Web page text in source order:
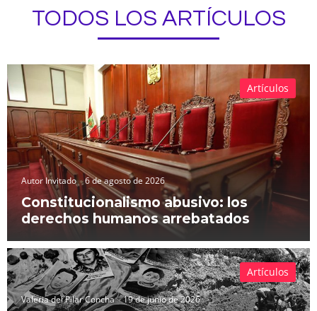
TODOS LOS ARTÍCULOS
Autor Invitado 6 de agosto de 2026
Constitucionalismo abusivo: los
derechos humanos arrebatados
Artículos
Valeria del Pilar Concha 19 de junio de 2026
Artículos